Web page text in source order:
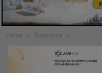
Home Économie